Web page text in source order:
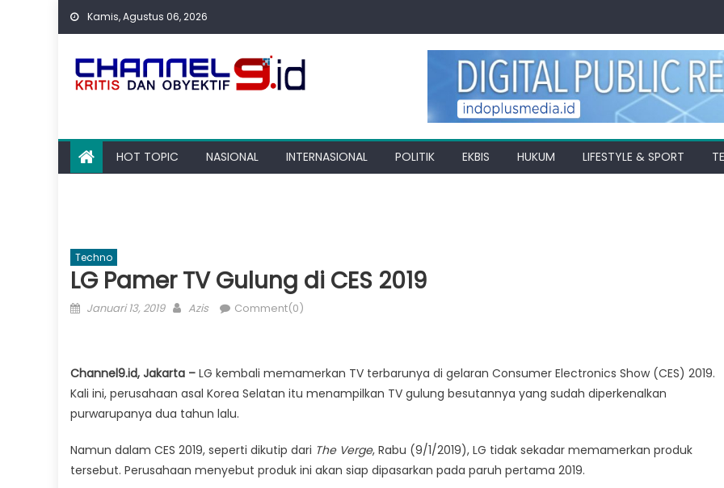
Skip
Kamis, Agustus 06, 2026
HOT TOPIC NASIONAL INTERNASIONAL POLITIK EKBIS HUKUM LIFESTYLE & SPORT
Techno
LG Pamer TV Gulung di CES 2019
Posted
Januari 13, 2019 Author
Azis Comment(0)
Channel9.id, Jakarta – LG kembali memamerkan TV terbarunya di gelaran Consumer Electronics Show (CES) 2019.
Kali ini, perusahaan asal Korea Selatan itu menampilkan TV gulung besutannya yang sudah diperkenalkan
purwarupanya dua tahun lalu.
Namun dalam CES 2019, seperti dikutip dari The Verge, Rabu (9/1/2019), LG tidak sekadar memamerkan produk
tersebut. Perusahaan menyebut produk ini akan siap dipasarkan pada paruh pertama 2019.